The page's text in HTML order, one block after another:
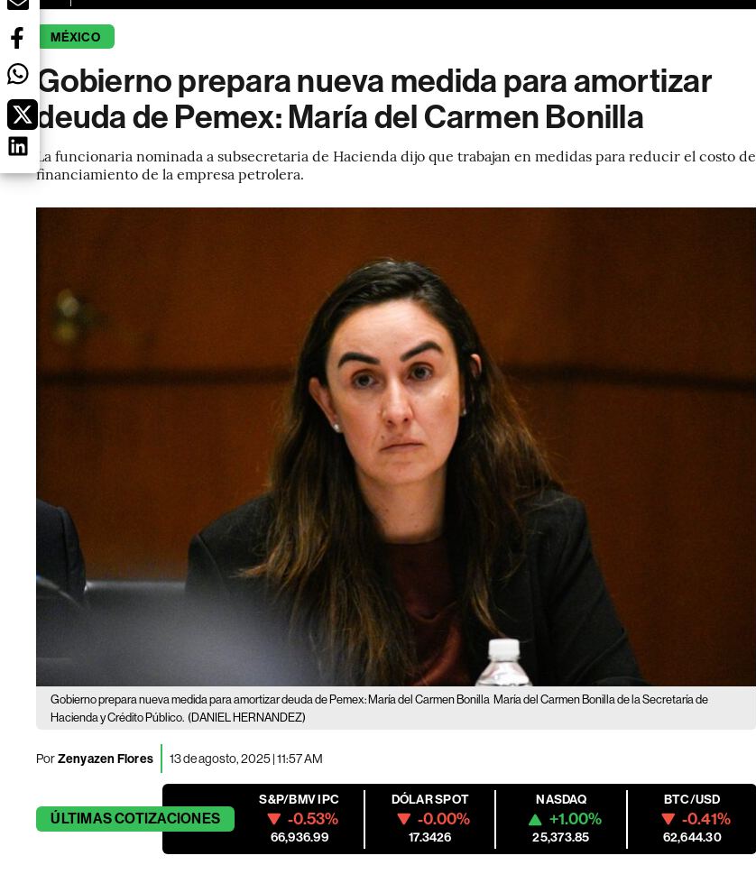
MÉXICO
Gobierno prepara nueva medida para amortizar
deuda de Pemex: María del Carmen Bonilla
La funcionaria nominada a subsecretaria de Hacienda dijo que trabajan en medidas para reducir el costo de
financiamiento de la empresa petrolera.
Gobierno prepara nueva medida para amortizar deuda de Pemex: María del Carmen Bonilla María del Carmen Bonilla de la Secretaría de
Hacienda y Crédito Público. (DANIEL HERNANDEZ)
PorZenyazen Flores 13 de agosto, 2025 | 11:57 AM
ÚLTIMASCOTIZACIONES
S&P/BMV IPC
-0.53%
66,936.99
DÓLAR SPOT
-0.00%
17.3426
NASDAQ
+1.00%
25,373.85
BTC/USD
-0.41%
62,644.30